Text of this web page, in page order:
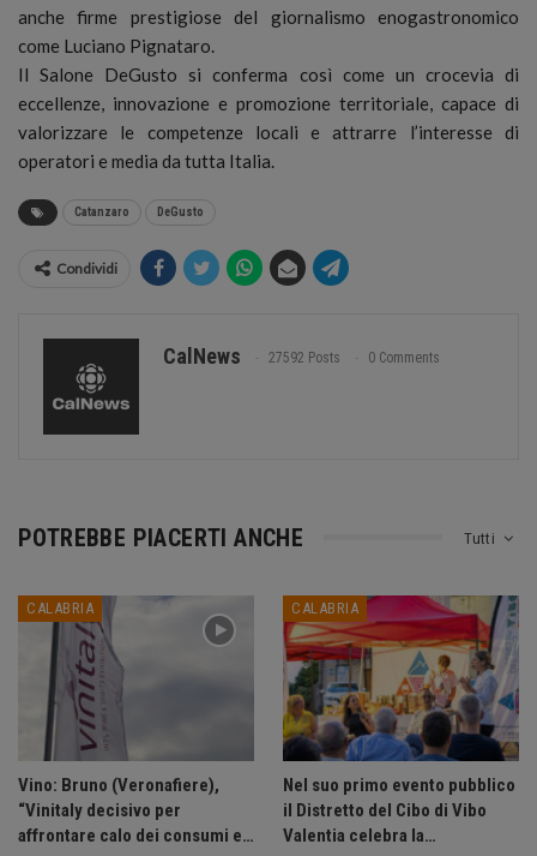
anche firme prestigiose del giornalismo enogastronomico
come Luciano Pignataro.
Il Salone DeGusto si conferma così come un crocevia di
eccellenze, innovazione e promozione territoriale, capace di
valorizzare le competenze locali e attrarre l’interesse di
operatori e media da tutta Italia.
Catanzaro DeGusto
Condividi
CalNews 27592 Posts 0 Comments
Tutti
POTREBBE PIACERTI ANCHE
CALABRIA
Vino: Bruno (Veronafiere),
“Vinitaly decisivo per
affrontare calo dei consumi e…
CALABRIA
Nel suo primo evento pubblico
il Distretto del Cibo di Vibo
Valentia celebra la…